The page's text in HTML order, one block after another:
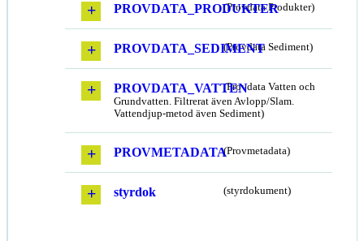
PROVDATA_PRODUKTER
(Provdata Produkter)
PROVDATA_SEDIMENT(Provdata Sediment)
PROVDATA_VATTEN(Provdata Vatten och
Grundvatten. Filtrerat även Avlopp/Slam.
Vattendjup-metod även Sediment)
PROVMETADATA(Provmetadata)
styrdok (styrdokument)